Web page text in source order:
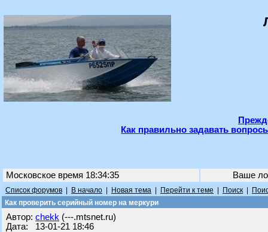
Как правильно задавать
Московское время 18:34:35 Ваше
Список форумов В начало Новая тема Перейти к теме Поиск
Как проверить серийный номер на меркури
Автор: chekk (---.mtsnet.ru)
Дата: 13-01-21 18:46